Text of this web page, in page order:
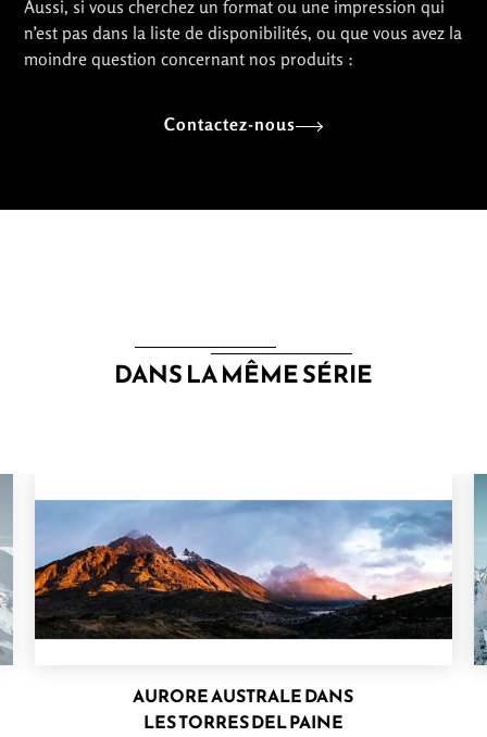
Aussi, si vous cherchez un format ou une impression qui
n’est pas dans la liste de disponibilités, ou que vous avez la
moindre question concernant nos produits :
Contactez-nous
DANS LA MÊME SÉRIE
AURORE AUSTRALE DANS
LES TORRES DEL PAINE